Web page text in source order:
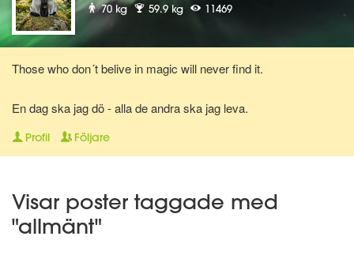
70 kg 59.9 kg 11469
Those who don´t belive in magic will never find it.
En dag ska jag dö - alla de andra ska jag leva.
Profil Följare
Visar poster taggade med
"allmänt"